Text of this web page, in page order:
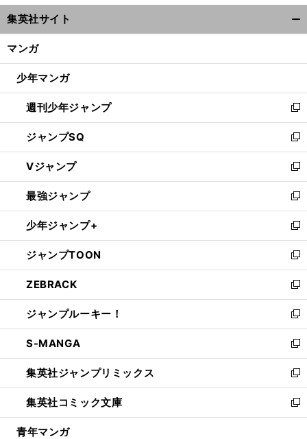
ウ
ィ
ン
ウ
開
く
集英社サイト
マンガ
少年マンガ
週刊少年ジャンプ
新
し
い
ウ
ィ
ン
ド
ウ
で
開
く
ジャンプSQ
新
し
い
ウ
ィ
ン
ド
ウ
で
開
く
Vジャンプ
新
し
い
ウ
ィ
ン
ド
ウ
で
開
く
最強ジャンプ
新
し
い
ウ
ィ
ン
ド
ウ
で
開
く
少年ジャンプ+
新
し
い
ウ
ィ
ン
ド
ウ
で
開
く
ジャンプTOON
新
し
い
ウ
ィ
ン
ド
ウ
で
開
く
ZEBRACK
新
し
い
ウ
ィ
ン
ド
ウ
で
開
ジャンプルーキー！
新
し
い
ウ
ィ
ン
ド
ウ
S-MANGA
新
し
い
ウ
ィ
ン
集英社ジャンプリミックス
新
し
い
ウ
集英社コミック文庫
新
し
青年マンガ